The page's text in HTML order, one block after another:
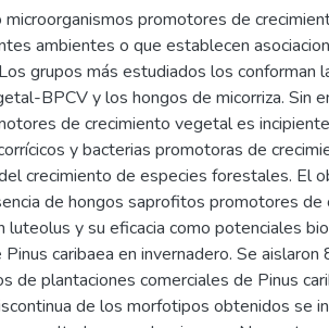
microorganismos promotores de
ambientes o que establecen
grupos más estudiados los conforman
BPCV y los hongos de micorriza. Sin
de crecimiento vegetal es
y bacterias promotoras de
crecimiento de especies forestales. El
de hongos saprofitos promotores
luteolus y su eficacia como potenciales
caribaea en invernadero. Se
de plantaciones comerciales de Pinus
de los morfotipos obtenidos se